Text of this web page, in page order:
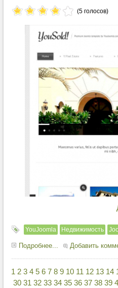
(5 голосов)
YouJoomla Недвижимость
Подробнее... Добавить
1 2 3 4 5 6 7 8 9 10 11 12 13 14
30 31 32 33 34 35 36 37 38 39